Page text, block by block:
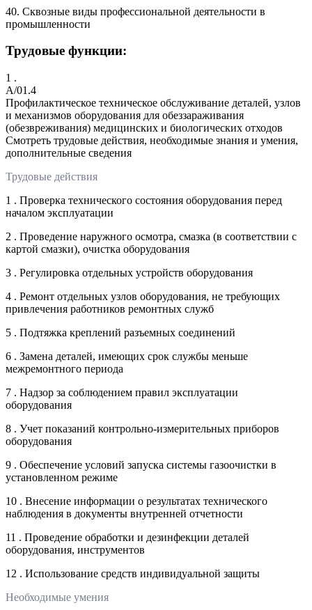
40. Сквозные виды профессиональной деятельности в
промышленности
Трудовые функции:
1 .
A/01.4
Профилактическое техническое обслуживание деталей, узлов
и механизмов оборудования для обеззараживания
(обезвреживания) медицинских и биологических отходов
Смотреть трудовые действия, необходимые знания и умения,
дополнительные сведения
Трудовые действия
1 . Проверка технического состояния оборудования перед
началом эксплуатации
2 . Проведение наружного осмотра, смазка (в соответствии с
картой смазки), очистка оборудования
3 . Регулировка отдельных устройств оборудования
4 . Ремонт отдельных узлов оборудования, не требующих
привлечения работников ремонтных служб
5 . Подтяжка креплений разъемных соединений
6 . Замена деталей, имеющих срок службы меньше
межремонтного периода
7 . Надзор за соблюдением правил эксплуатации
оборудования
8 . Учет показаний контрольно-измерительных приборов
оборудования
9 . Обеспечение условий запуска системы газоочистки в
установленном режиме
10 . Внесение информации о результатах технического
наблюдения в документы внутренней отчетности
11 . Проведение обработки и дезинфекции деталей
оборудования, инструментов
12 . Использование средств индивидуальной защиты
Необходимые умения